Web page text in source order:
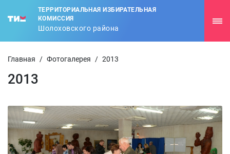
ТЕРРИТОРИАЛЬНАЯ ИЗБИРАТЕЛЬНАЯ
КОМИССИЯ
Шолоховского района
Главная / Фотогалерея / 2013
2013